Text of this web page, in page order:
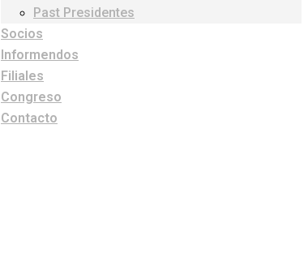
Past Presidentes
Socios
Informendos
Filiales
Congreso
Contacto